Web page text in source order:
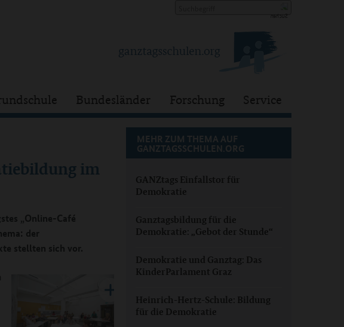
Bundesländer Forschung Service
im
„Online-Café
der
stellten sich vor.
MEHR ZUM THEMA AUF
GANZTAGSSCHULEN.ORG
GANZtags Einfallstor für
Demokratie
Ganztagsbildung für die
Demokratie: „Gebot der Stunde“
Demokratie und Ganztag: Das
KinderParlament Graz
Heinrich-Hertz-Schule: Bildung
für die Demokratie